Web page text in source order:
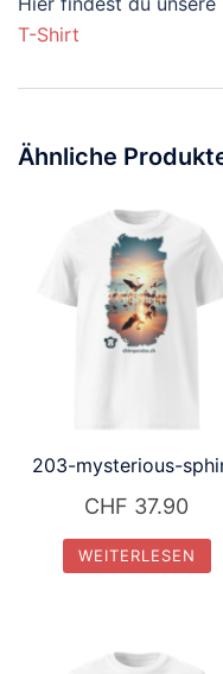
T-Shirt
Ähnliche
203-mysterious-
CHF 37.90
WEITERLESEN